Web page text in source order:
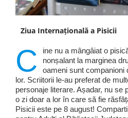
Ziua Internațională a Pisicii
C
ine nu a mângâiat o
nonșalant la marginea
oameni sunt companioni
lor. Scriitorii le-au preferat de
personaje literare. Așadar, nu se
o zi doar a lor în care să fie
Pisicii este pe 8 august!